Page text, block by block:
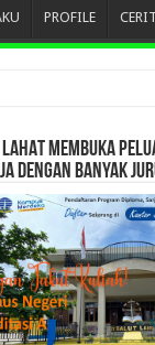
PROFILE
MEMBUKA
DENGAN BANYAK